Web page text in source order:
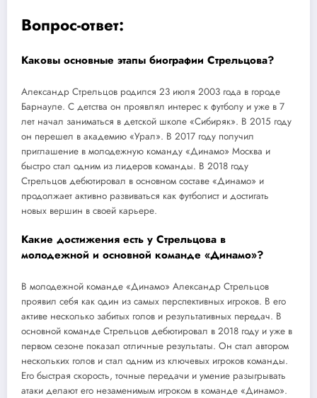
Вопрос-ответ:
Каковы основные этапы биографии Стрельцова?
Александр Стрельцов родился 23 июля 2003 года в городе
Барнауле. С детства он проявлял интерес к футболу и уже в 7
лет начал заниматься в детской школе «Сибиряк». В 2015 году
он перешел в академию «Урал». В 2017 году получил
приглашение в молодежную команду «Динамо» Москва и
быстро стал одним из лидеров команды. В 2018 году
Стрельцов дебютировал в основном составе «Динамо» и
продолжает активно развиваться как футболист и достигать
новых вершин в своей карьере.
Какие достижения есть у Стрельцова в
молодежной и основной команде «Динамо»?
В молодежной команде «Динамо» Александр Стрельцов
проявил себя как один из самых перспективных игроков. В его
активе несколько забитых голов и результативных передач. В
основной команде Стрельцов дебютировал в 2018 году и уже в
первом сезоне показал отличные результаты. Он стал автором
нескольких голов и стал одним из ключевых игроков команды.
Его быстрая скорость, точные передачи и умение разыгрывать
атаки делают его незаменимым игроком в команде «Динамо».